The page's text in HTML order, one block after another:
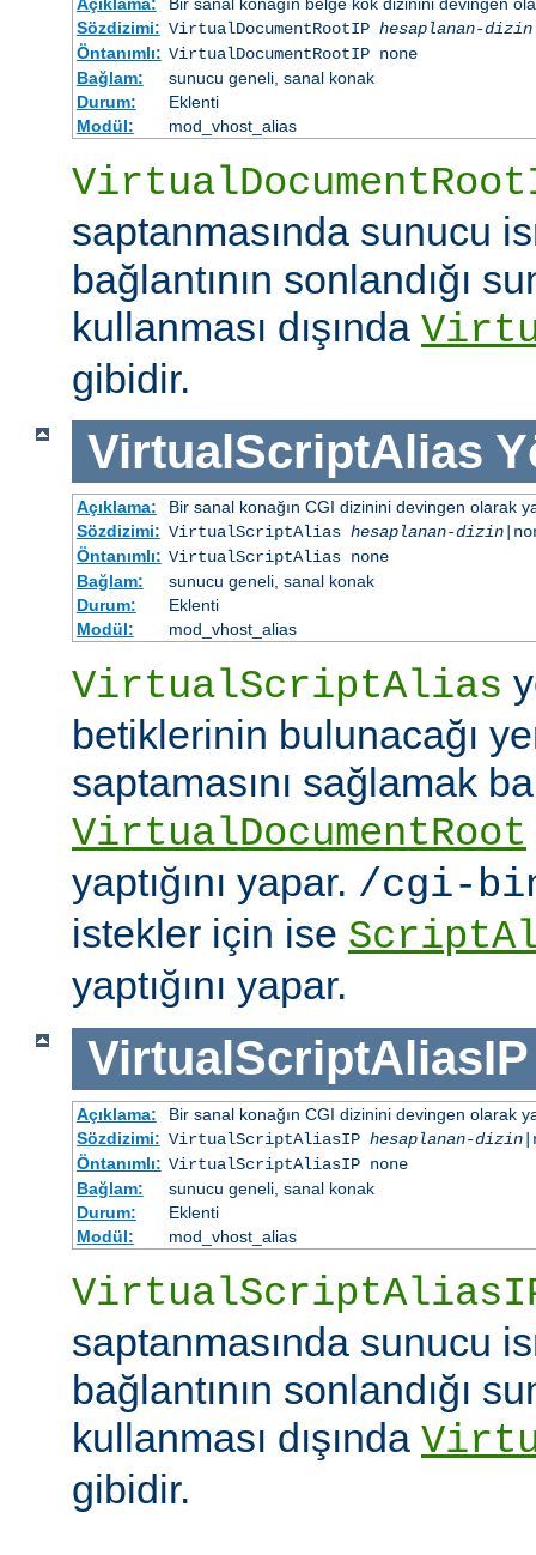
Sözdizimi: VirtualDocumentRootIP hesaplanan-dizin
Öntanımlı: VirtualDocumentRootIP none
Bağlam:
sunucu geneli, sanal konak
Durum:
Eklenti
Modül:
mod_vhost_alias
saptanmasında sunucu
bağlantının sonlandığı
kullanması dışında
gibidir.
VirtualScriptAlias
Açıklama:
Bir sanal konağın CGI dizinini devingen olarak
Sözdizimi: VirtualScriptAlias hesaplanan-dizin
Öntanımlı: VirtualScriptAlias none
Bağlam:
sunucu geneli, sanal konak
Durum:
Eklenti
Modül:
mod_vhost_alias
VirtualScriptAlias
betiklerinin bulunacağı
saptamasını sağlamak
VirtualDocumentRoot
yaptığını yapar. /cgi-
istekler için ise
yaptığını yapar.
VirtualScriptAliasIP
Açıklama:
Bir sanal konağın CGI dizinini devingen olarak
Sözdizimi: VirtualScriptAliasIP hesaplanan-dizin
Öntanımlı: VirtualScriptAliasIP none
Bağlam:
sunucu geneli, sanal konak
Durum:
Eklenti
Modül:
mod_vhost_alias
saptanmasında sunucu
bağlantının sonlandığı
kullanması dışında
gibidir.